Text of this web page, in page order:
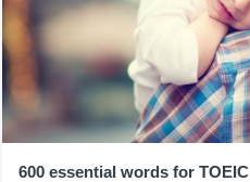
600 essential words for TOEIC